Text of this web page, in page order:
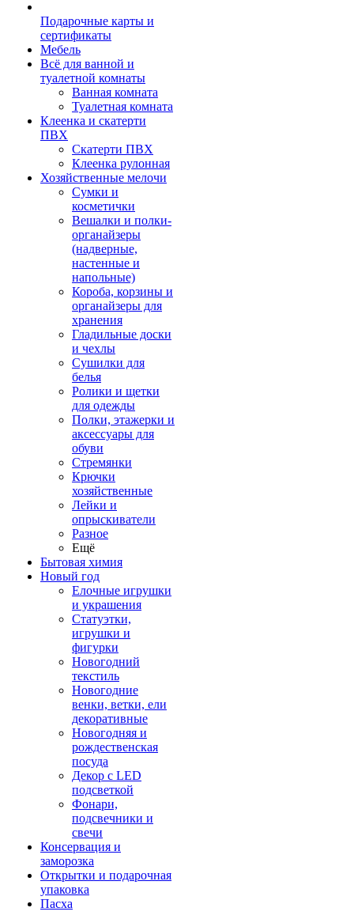
Подарочные карты и
сертификаты
Мебель
Всё для ванной и
туалетной комнаты
Ванная комната
Туалетная комната
Клеенка и скатерти
ПВХ
Скатерти ПВХ
Клеенка рулонная
Хозяйственные мелочи
Сумки и
косметички
Вешалки и полки-
органайзеры
(надверные,
настенные и
напольные)
Короба, корзины и
органайзеры для
хранения
Гладильные доски
и чехлы
Сушилки для
белья
Ролики и щетки
для одежды
Полки, этажерки и
аксессуары для
обуви
Стремянки
Крючки
хозяйственные
Лейки и
опрыскиватели
Разное
Ещё
Бытовая химия
Новый год
Елочные игрушки
и украшения
Статуэтки,
игрушки и
фигурки
Новогодний
текстиль
Новогодние
венки, ветки, ели
декоративные
Новогодняя и
рождественская
посуда
Декор с LED
подсветкой
Фонари,
подсвечники и
свечи
Консервация и
заморозка
Открытки и подарочная
упаковка
Пасха